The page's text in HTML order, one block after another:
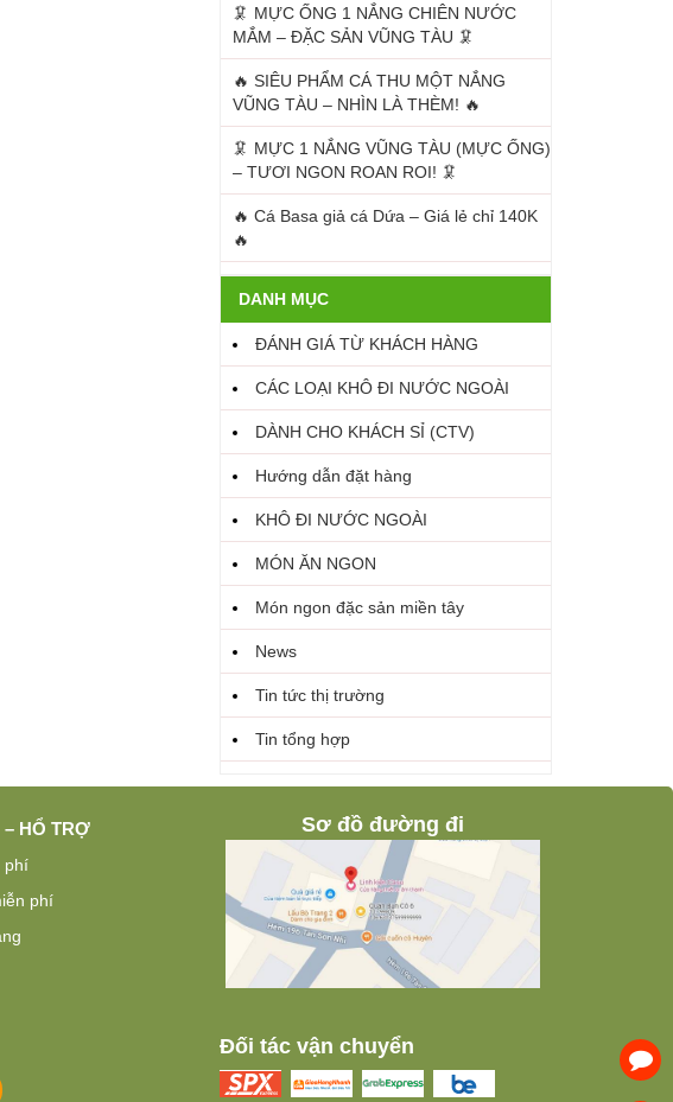
🦑 MỰC ỐNG 1 NẮNG CHIÊN NƯỚC
MẮM – ĐẶC SẢN VŨNG TÀU 🦑
🔥 SIÊU PHẨM CÁ THU MỘT NẮNG
VŨNG TÀU – NHÌN LÀ THÈM! 🔥
🦑 MỰC 1 NẮNG VŨNG TÀU (MỰC ỐNG)
– TƯƠI NGON ROAN ROI! 🦑
🔥 Cá Basa giả cá Dứa – Giá lẻ chỉ 140K
🔥
DANH MỤC
ĐÁNH GIÁ TỪ KHÁCH HÀNG
CÁC LOẠI KHÔ ĐI NƯỚC NGOÀI
DÀNH CHO KHÁCH SỈ (CTV)
Hướng dẫn đặt hàng
KHÔ ĐI NƯỚC NGOÀI
MÓN ĂN NGON
Món ngon đặc sản miền tây
News
Tin tức thị trường
Tin tổng hợp
HỔ TRỢ
phí
phí
Sơ đồ đường đi
Đối tác vận chuyển